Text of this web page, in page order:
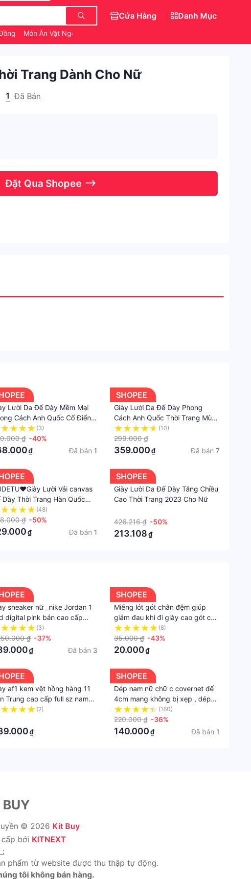
Món Ăn Vặt Ngon
Cửa Hàng Danh Mục
Trang Dành Cho Nữ
1 Đã Bán
Đặt Qua Shopee
Lười Da Đế Dày Mềm Mại
Cách Anh Quốc Cổ Điển
Trang Mùa Xuân Cho Nữ
(3)
₫ -40%
₫ Đã bán 1
SHOPEE
Giày Lười Da Đế Dày Phong
Cách Anh Quốc Thời Trang Mùa
Xuân 2023 Cho Nữ
(10)
299.000 ₫
359.000₫ Đã bán 7
Lười Vải canvas
Dày Thời Trang Hàn Quốc
Cho Nữ
(48)
₫ -50%
₫ Đã bán 1
SHOPEE
Giày Lười Da Đế Dày Tăng Chiều
Cao Thời Trang 2023 Cho Nữ
426.216 ₫ -50%
213.108₫
sneaker nữ _nike Jordan 1
digital pink bản cao cấp
thể thao nữ Jordan cổ cao
Hồng
(3)
₫ -37%
₫ Đã bán 3
SHOPEE
Miếng lót gót chân đệm giúp
giảm đau khi đi giày cao gót cho
nữ
(8)
35.000 ₫ -43%
20.000₫
af1 kem vệt hồng hàng 11
Trung cao cấp full sz nam
đủ phụ kiện(2)
₫
SHOPEE
Dép nam nữ chữ c covernet đế
4cm mang không bị xẹp , dép
nữ quai ngang fila độn đế tăng
chiều cao chuẩn form
(160)
220.000 ₫ -36%
140.000₫ Đã bán 1
BUY
© 2026 Kit Buy
cấp bởi KITNEXT
:
phẩm từ website được thu thập tự động.
tôi không bán hàng.